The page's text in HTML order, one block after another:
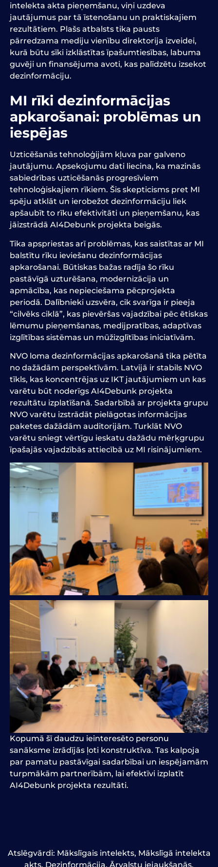
intelekta akta pieņemšanu, viņi uzdeva
jautājumus par tā īstenošanu un praktiskajiem
rezultātiem. Plašs atbalsts tika pausts
pārredzama mediju vienību direktorija izveidei,
kurā būtu sīki izklāstītas īpašumtiesības, labuma
guvēji un finansējuma avoti, kas palīdzētu izsekot
dezinformāciju.
MI rīki dezinformācijas
apkarošanai: problēmas un
iespējas
Uzticēšanās tehnoloģijām kļuva par galveno
jautājumu. Apsekojumu dati liecina, ka mazinās
sabiedrības uzticēšanās progresīviem
tehnoloģiskajiem rīkiem. Šis skepticisms pret MI
spēju atklāt un ierobežot dezinformāciju liek
apšaubīt to rīku efektivitāti un pieņemšanu, kas
jāizstrādā AI4Debunk projekta beigās.
Tika apspriestas arī problēmas, kas saistītas ar MI
balstītu rīku ieviešanu dezinformācijas
apkarošanai. Būtiskas bažas radīja šo rīku
pastāvīgā uzturēšana, modernizācija un
apmācība, kas nepieciešama pēcprojekta
periodā. Dalībnieki uzsvēra, cik svarīga ir pieeja
“cilvēks ciklā”, kas pievēršas vajadzībai pēc ētiskas
lēmumu pieņemšanas, medijpratības, adaptīvas
izglītības sistēmas un mūžizglītības iniciatīvām.
NVO loma dezinformācijas apkarošanā tika pētīta
no dažādām perspektīvām. Latvijā ir stabils NVO
tīkls, kas koncentrējas uz IKT jautājumiem un kas
varētu būt noderīgs AI4Debunk projekta
rezultātu izplatīšanā. Sadarbībā ar projekta grupu
NVO varētu izstrādāt pielāgotas informācijas
paketes dažādām auditorijām. Turklāt NVO
varētu sniegt vērtīgu ieskatu dažādu mērķgrupu
īpašajās vajadzībās attiecībā uz MI risinājumiem.
Kopumā šī daudzu ieinteresēto personu
sanāksme izrādījās ļoti konstruktīva. Tas kalpoja
par pamatu pastāvīgai sadarbībai un iespējamām
turpmākām partnerībām, lai efektīvi izplatīt
AI4Debunk projekta rezultāti.
Atslēgvārdi: Mākslīgais intelekts, Mākslīgā intelekta
akts, Dezinformācija, Ārvalstu iejaukšanās,